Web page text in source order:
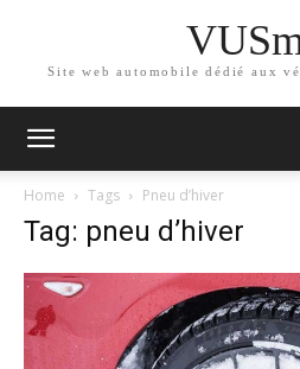
Site web automobile dédié aux
Home Tags Pneu d’hiver
Tag: pneu d’hiver